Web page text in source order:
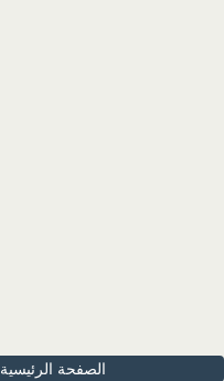
الصفحة الرئيسية